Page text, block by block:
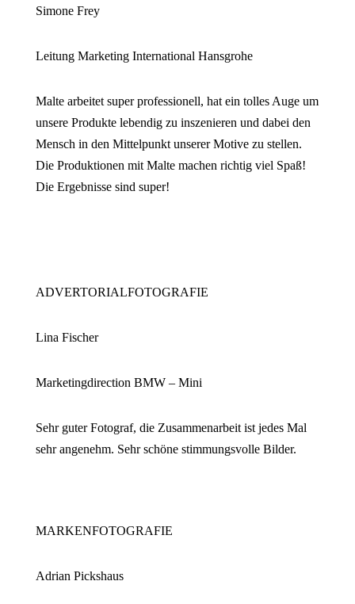
Simone Frey
Leitung Marketing International Hansgrohe
Malte arbeitet super professionell, hat ein tolles Auge um
unsere Produkte lebendig zu inszenieren und dabei den
Mensch in den Mittelpunkt unserer Motive zu stellen.
Die Produktionen mit Malte machen richtig viel Spaß!
Die Ergebnisse sind super!
ADVERTORIALFOTOGRAFIE
Lina Fischer
Marketingdirection BMW – Mini
Sehr guter Fotograf, die Zusammenarbeit ist jedes Mal
sehr angenehm. Sehr schöne stimmungsvolle Bilder.
MARKENFOTOGRAFIE
Adrian Pickshaus